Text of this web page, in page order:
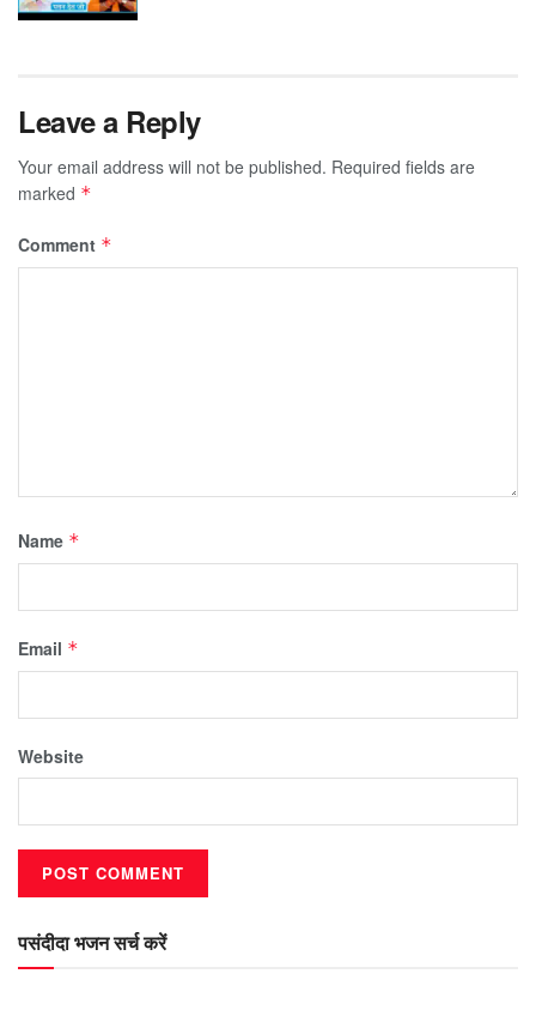
Leave a Reply
Your email address will not be published. Required fields are
marked *
Comment *
Name *
Email *
Website
पसंदीदा भजन सर्च करें